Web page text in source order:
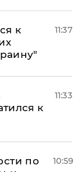
к
11:37
к
11:33
по
10:59